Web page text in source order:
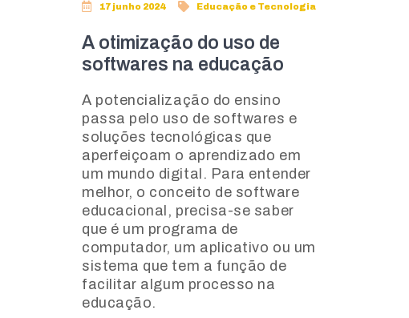
17 junho 2024 Educação e Tecnologia
A otimização do uso de
softwares na educação
A potencialização do ensino
passa pelo uso de softwares e
soluções tecnológicas que
aperfeiçoam o aprendizado em
um mundo digital. Para entender
melhor, o conceito de software
educacional, precisa-se saber
que é um programa de
computador, um aplicativo ou um
sistema que tem a função de
facilitar algum processo na
educação.